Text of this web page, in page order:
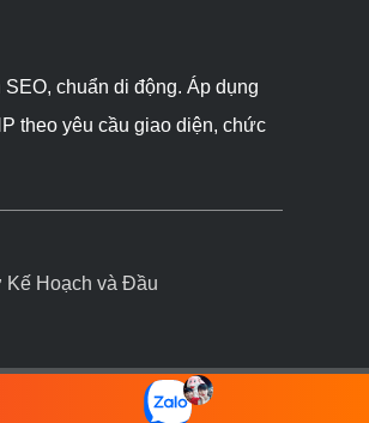
chuẩn di động. Áp dụng
theo yêu cầu giao diện, chức
Kế Hoạch và Đầu